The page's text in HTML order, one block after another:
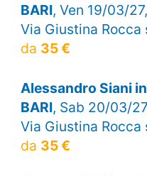
BARI, Ven 19/03/27,
Via Giustina Rocca
da 35 €
Alessandro Siani
BARI, Sab 20/03/
Via Giustina Rocca
da 35 €